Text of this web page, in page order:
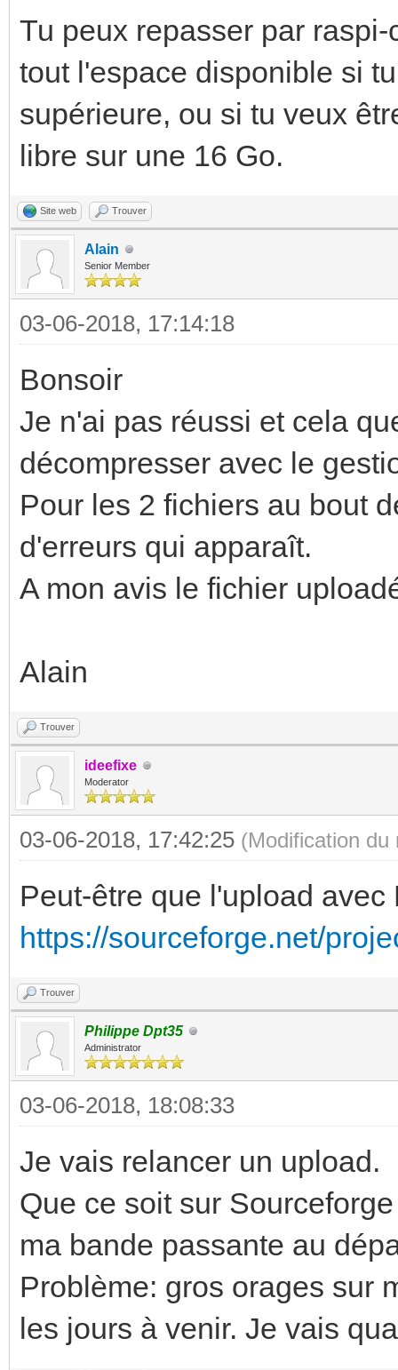
Tu peux repasser par
tout l'espace disponible si
supérieure, ou si tu veux
libre sur une 16 Go.
Site web Trouver
Alain
Senior Member
03-06-2018, 17:14:18
Bonsoir
Je n'ai pas réussi et cela
décompresser avec le
Pour les 2 fichiers au bout
d'erreurs qui apparaît.
A mon avis le fichier
Alain
Trouver
ideefixe
Moderator
03-06-2018, 17:42:25 (Modification
Peut-être que l'upload
https://sourceforge.net/
Trouver
Philippe Dpt35
Administrator
03-06-2018, 18:08:33
Je vais relancer un upload.
Que ce soit sur
ma bande passante au
Problème: gros orages sur
les jours à venir. Je vais